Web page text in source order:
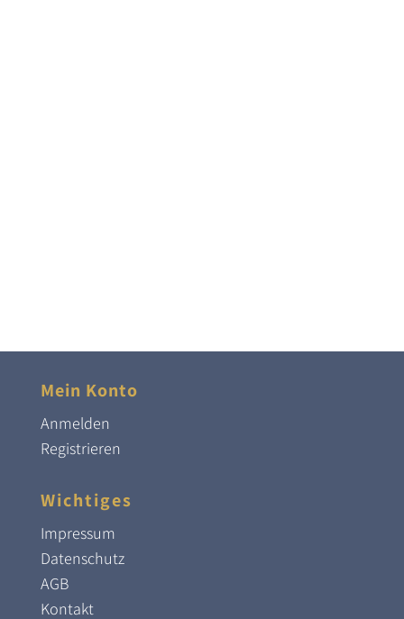
Mein Konto
Anmelden
Registrieren
Wichtiges
Impressum
Datenschutz
AGB
Kontakt